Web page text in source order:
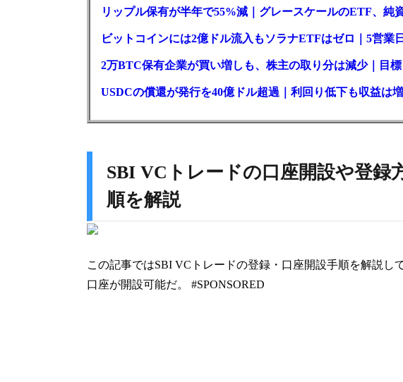
リップル保有が半年で55%減｜グレースケールのETF、純
ビットコインには2億ドル流入もソラナETFはゼロ｜5営業
2万BTC保有企業が買い増しも、株主の取り分は減少｜目
USDCの償還が発行を40億ドル超過｜利回り低下も収益は
SBI VCトレードの口座開設や登録
順を解説
この記事ではSBI VCトレードの登録・口座開設手順を解説し
口座が開設可能だ。 #SPONSORED